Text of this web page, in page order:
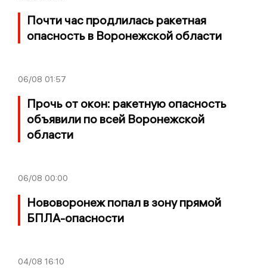
Почти час продлилась ракетная
опасность в Воронежской области
06/08 01:57
Прочь от окон: ракетную опасность
объявили по всей Воронежской
области
06/08 00:00
Нововоронеж попал в зону прямой
БПЛА-опасности
04/08 16:10